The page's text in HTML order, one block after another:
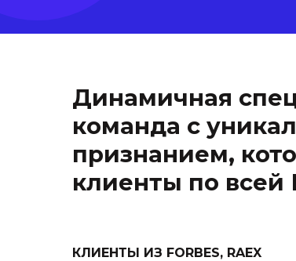
Динамичная
команда с
признанием,
клиенты по всей
КЛИЕНТЫ ИЗ FORBES, RAEX